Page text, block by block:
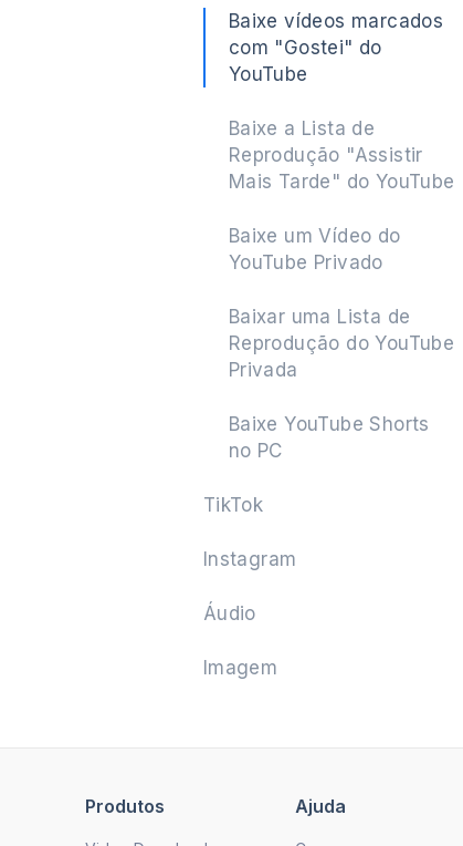
Baixe vídeos marcados
com "Gostei" do
YouTube
Baixe a Lista de
Reprodução "Assistir
Mais Tarde" do YouTube
Baixe um Vídeo do
YouTube Privado
Baixar uma Lista de
Reprodução do YouTube
Privada
Baixe YouTube Shorts
no PC
TikTok
Instagram
Áudio
Imagem
Produtos Ajuda